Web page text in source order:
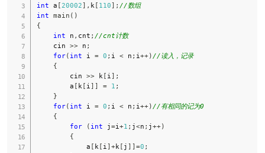
int a [20002] , k [ 110] ; //数组
int main ( )
{
int n , cnt ; //cnt计数
    cin
>> n ;
for( int i = 0 ; i < n ; i ++) //读入，记录
{
        cin
>> k [ i ] ;
        a
[ k [ i ] ] = 1 ;
}
for( int i = 0 ; i < n ; i ++) //有相同的记为0
{
for
( int j=i +1 ; j<n ; j++)
{
            a
[ k [ i ]+k [ j ] ]=0 ;